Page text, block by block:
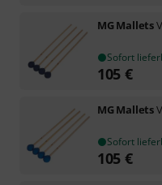
MG Mallets
Sofort
105 €
MG Mallets
Sofort
105 €